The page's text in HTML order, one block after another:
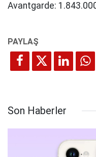
Avantgarde:
Son Haberler